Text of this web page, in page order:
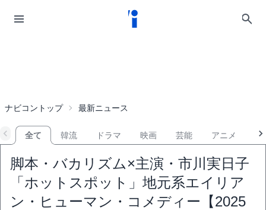
ナビコントップ 最新ニュース
全て 韓流 ドラマ 映画 芸能 アニメ
脚本・バカリズム×主演・市川実日子
「ホットスポット」地元系エイリア
ン・ヒューマン・コメディー【2025